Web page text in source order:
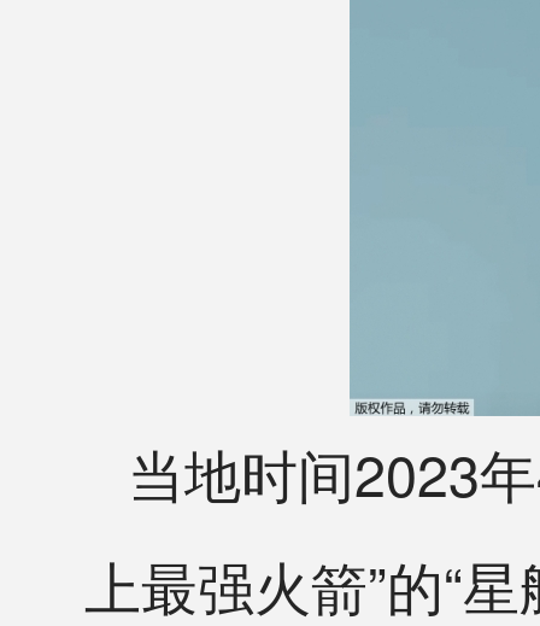
当地时间2023
上最强火箭”的“